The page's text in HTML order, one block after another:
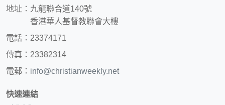
地址：九龍聯合道140號
香港華人基督教聯會大樓
電話：23374171
傳真：23382314
電郵： info@christianweekly.net
快速連結